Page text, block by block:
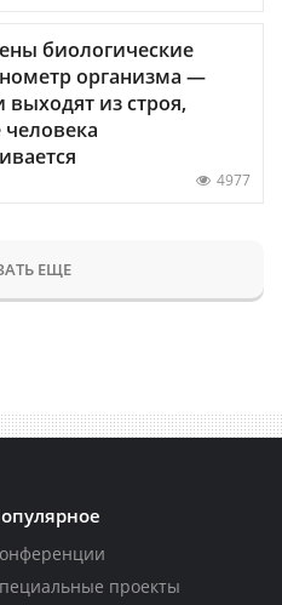
биологические
организма —
выходят из строя,
человека
4977
ЕЩЕ
проекты